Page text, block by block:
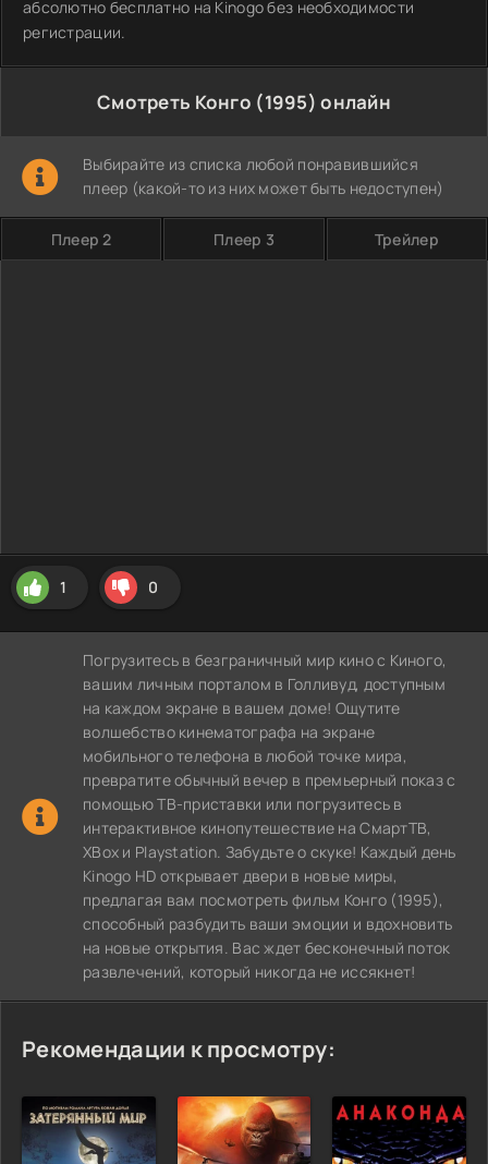
абсолютно бесплатно на Kinogo без необходимости
регистрации.
Смотреть Конго (1995) онлайн
Выбирайте из списка любой понравившийся
плеер (какой-то из них может быть недоступен)
Плеер 2 Плеер 3 Трейлер
1 0
Погрузитесь в безграничный мир кино с Киного,
вашим личным порталом в Голливуд, доступным
на каждом экране в вашем доме! Ощутите
волшебство кинематографа на экране
мобильного телефона в любой точке мира,
превратите обычный вечер в премьерный показ с
помощью ТВ-приставки или погрузитесь в
интерактивное кинопутешествие на СмартТВ,
XBox и Playstation. Забудьте о скуке! Каждый день
Kinogo HD открывает двери в новые миры,
предлагая вам посмотреть фильм Конго (1995),
способный разбудить ваши эмоции и вдохновить
на новые открытия. Вас ждет бесконечный поток
развлечений, который никогда не иссякнет!
Рекомендации к просмотру: